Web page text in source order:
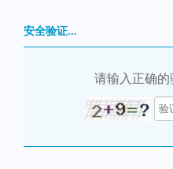
安全验证...
请输入正确的